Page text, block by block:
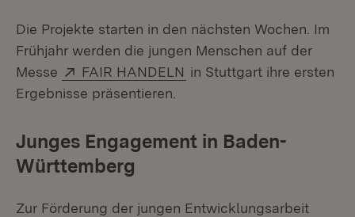
Die Projekte starten in den nächsten Wochen. Im
Frühjahr werden die jungen Menschen auf der
Messe
Extern:
FAIR HANDELN (Öffnet in neuem Fenster)
in Stuttgart ihre ersten
Ergebnisse präsentieren.
Junges Engagement in Baden-
Württemberg
Zur Förderung der jungen Entwicklungsarbeit